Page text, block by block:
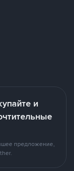
и
предложение,